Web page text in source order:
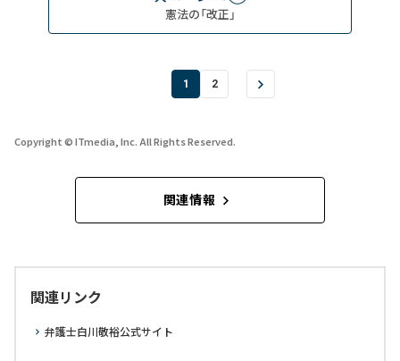
憲法の「改正」
1 2
Copyright © ITmedia, Inc. All Rights Reserved.
関連情報
関連リンク
弁護士白川敬裕公式サイト